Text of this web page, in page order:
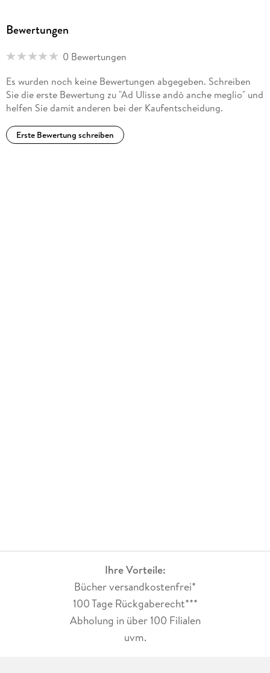
Bewertungen
0 Bewertungen
Es wurden noch keine Bewertungen abgegeben. Schreiben
Sie die erste Bewertung zu "Ad Ulisse andò anche meglio" und
helfen Sie damit anderen bei der Kaufentscheidung.
Erste Bewertung schreiben
Ihre Vorteile:
Bücher versandkostenfrei*
100 Tage Rückgaberecht***
Abholung in über 100 Filialen
uvm.